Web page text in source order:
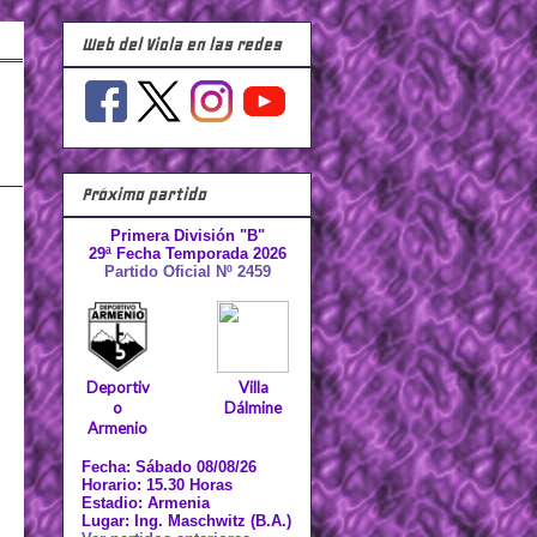
Web del Viola en las redes
Próximo partido
Primera División "B"
29ª Fecha Temporada 2026
Partido Oficial Nº 2459
Deportiv
o
Armenio
Villa
Dálmine
Fecha: Sábado 08/08/26
Horario: 15.30 Horas
Estadio: Armenia
Lugar: Ing. Maschwitz (B.A.)